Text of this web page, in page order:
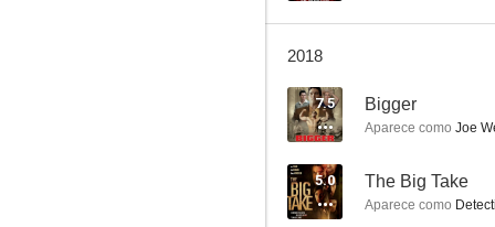
Uno para todas
2018
7.5 Bigger
Aparece como Joe
5.0 The Big Take
Aparece como